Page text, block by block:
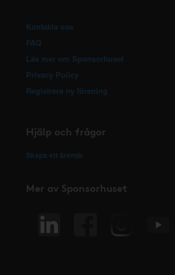
Kontakta oss
FAQ
Läs mer om Sponsorhuset
Privacy Policy
Registrera ny förening
Hjälp och frågor
Skapa ett ärende
Mer av Sponsorhuset